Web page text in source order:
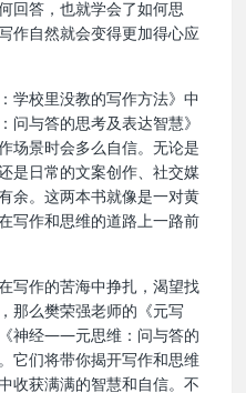
回答，也就学会了如何思
作自然就会变得更加得心应
学校里没教的写作方法》中
与答的思考及表达智慧》
场景时会多么自信。无论是
是日常的文案创作、社交媒
余。这两本书就像是一对黄
写作和思维的道路上一路前
写作的苦海中挣扎，渴望找
那么樊荣强老师的《元写
神经——元思维：问与答的
它们将带你揭开写作和思维
收获满满的智慧和自信。不